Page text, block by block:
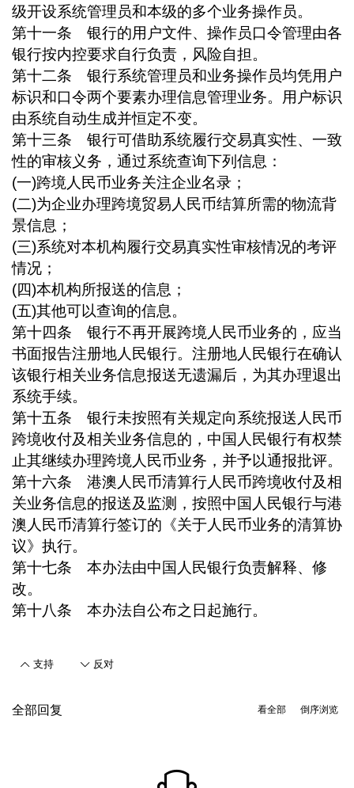
级开设系统管理员和本级的多个业务操作员。
第十一条 银行的用户文件、操作员口令管理由各
银行按内控要求自行负责，风险自担。
第十二条 银行系统管理员和业务操作员均凭用户
标识和口令两个要素办理信息管理业务。用户标识
由系统自动生成并恒定不变。
第十三条 银行可借助系统履行交易真实性、一致
性的审核义务，通过系统查询下列信息：
(一)跨境人民币业务关注企业名录；
(二)为企业办理跨境贸易人民币结算所需的物流背
景信息；
(三)系统对本机构履行交易真实性审核情况的考评
情况；
(四)本机构所报送的信息；
(五)其他可以查询的信息。
第十四条 银行不再开展跨境人民币业务的，应当
书面报告注册地人民银行。注册地人民银行在确认
该银行相关业务信息报送无遗漏后，为其办理退出
系统手续。
第十五条 银行未按照有关规定向系统报送人民币
跨境收付及相关业务信息的，中国人民银行有权禁
止其继续办理跨境人民币业务，并予以通报批评。
第十六条 港澳人民币清算行人民币跨境收付及相
关业务信息的报送及监测，按照中国人民银行与港
澳人民币清算行签订的《关于人民币业务的清算协
议》执行。
第十七条 本办法由中国人民银行负责解释、修
改。
第十八条 本办法自公布之日起施行。
支持 反对
倒序浏览
看全部
全部回复